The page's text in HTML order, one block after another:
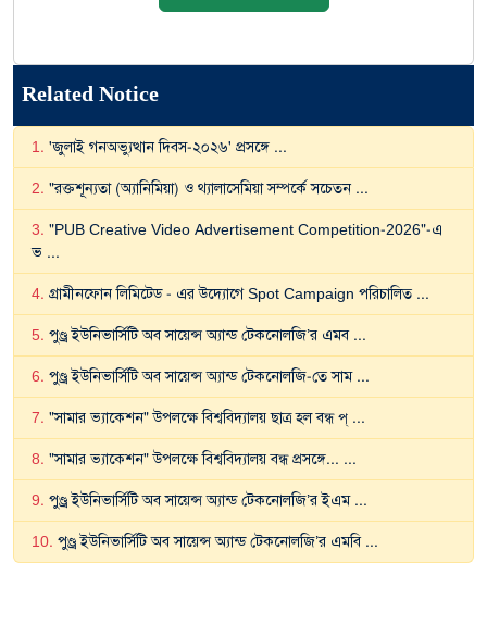
Related Notice
1. 'জুলাই গনঅভ্যুত্থান দিবস-২০২৬' প্রসঙ্গে ...
2. "রক্তশূন্যতা (অ্যানিমিয়া) ও থ্যালাসেমিয়া সম্পর্কে সচেতন...
3. "PUB Creative Video Advertisement Competition-2026"-এ
ভ ...
4. গ্রামীনফোন লিমিটেড - এর উদ্যোগে Spot Campaign পরিচালিত ...
5. পুণ্ড্র ইউনিভার্সিটি অব সায়েন্স অ্যান্ড টেকনোলজি’র এমব...
6. পুণ্ড্র ইউনিভার্সিটি অব সায়েন্স অ্যান্ড টেকনোলজি-তে সাম...
7. "সামার ভ্যাকেশন" উপলক্ষে বিশ্ববিদ্যালয় ছাত্র হল বন্ধ প্ ...
8. "সামার ভ্যাকেশন" উপলক্ষে বিশ্ববিদ্যালয় বন্ধ প্রসঙ্গে... ...
9. পুণ্ড্র ইউনিভার্সিটি অব সায়েন্স অ্যান্ড টেকনোলজি’র ইএম...
10. পুণ্ড্র ইউনিভার্সিটি অব সায়েন্স অ্যান্ড টেকনোলজি’র এমবি...